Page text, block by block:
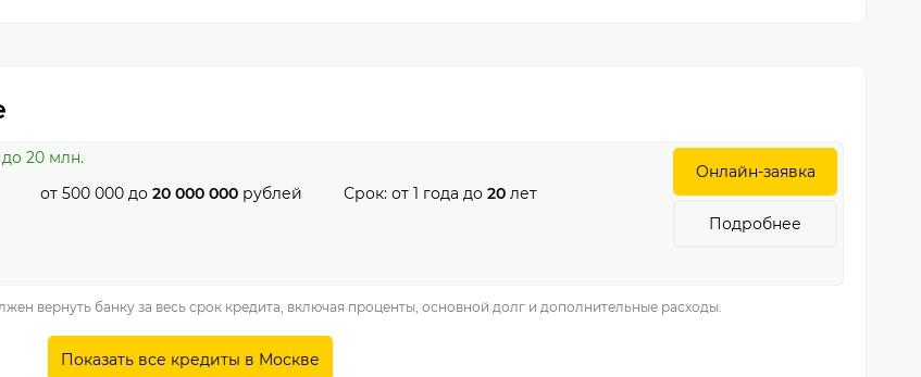
20 млн.
от500 000 до20 000 000 рублей Срок: от 1 года до 20лет
Онлайн-заявка
Подробнее
вернуть банку за весь срок кредита, включая проценты, основной долг и дополнительные расходы.
Показать все кредиты в Москве